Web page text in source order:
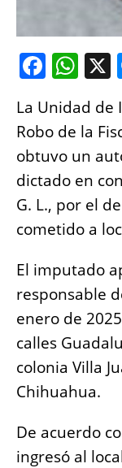
F
c
e
b
o
o
W
h
at
s
A
p
p
La Unidad de
Robo de la
obtuvo un
dictado en
G. L., por el
cometido a
El imputado
responsable
enero de
calles
colonia Villa
Chihuahua.
De acuerdo
ingresó al